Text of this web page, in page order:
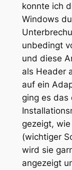
konnte ich
Windows
unbedingt
und diese
als Header
auf ein
ging es das
gezeigt,
(wichtiger
wird sie
angezeigt